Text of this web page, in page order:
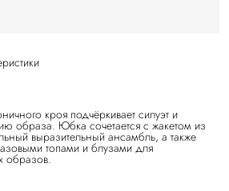
кроя подчёркивает силуэт и
образа. Юбка сочетается с жакетом из
выразительный ансамбль, а также
топами и блузами для
образов.